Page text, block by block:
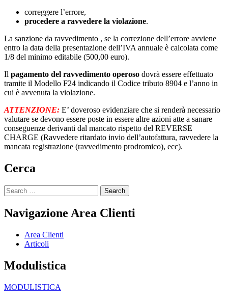
correggere l’errore,
procedere a ravvedere la violazione.
La sanzione da ravvedimento , se la correzione dell’errore avviene
entro la data della presentazione dell’IVA annuale è calcolata come
1/8 del minimo editabile (500,00 euro).
Il pagamento del ravvedimento operoso dovrà essere effettuato
tramite il Modello F24 indicando il Codice tributo 8904 e l’anno in
cui è avvenuta la violazione.
ATTENZIONE: E’ doveroso evidenziare che si renderà necessario
valutare se devono essere poste in essere altre azioni atte a sanare
conseguenze derivanti dal mancato rispetto del REVERSE
CHARGE (Ravvedere ritardato invio dell’autofattura, ravvedere la
mancata registrazione (ravvedimento prodromico), ecc).
Cerca
Search
for:
Navigazione Area Clienti
Area Clienti
Articoli
Modulistica
MODULISTICA